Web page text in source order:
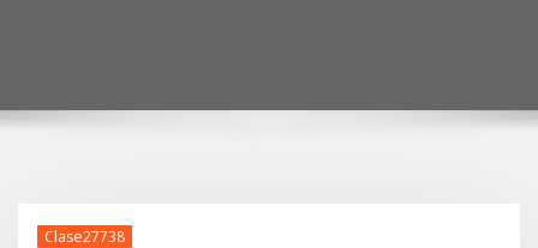
Clase27738